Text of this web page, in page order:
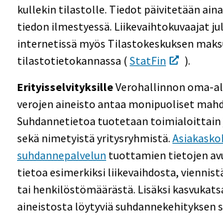
kullekin tilastolle. Tiedot päivitetään
tiedon ilmestyessä. Liikevaihtokuvaajat
internetissä myös Tilastokeskuksen
tilastotietokannassa ( StatFin
).
ErityisselvityksilleVerohallinnon oma-
verojen aineisto antaa monipuoliset
Suhdannetietoa tuotetaan toimialoittain
sekä nimetyistä yritysryhmistä.
suhdannepalvelun tuottamien tietojen
tietoa esimerkiksi liikevaihdosta,
tai henkilöstömäärästä. Lisäksi
aineistosta löytyviä suhdannekehityksen